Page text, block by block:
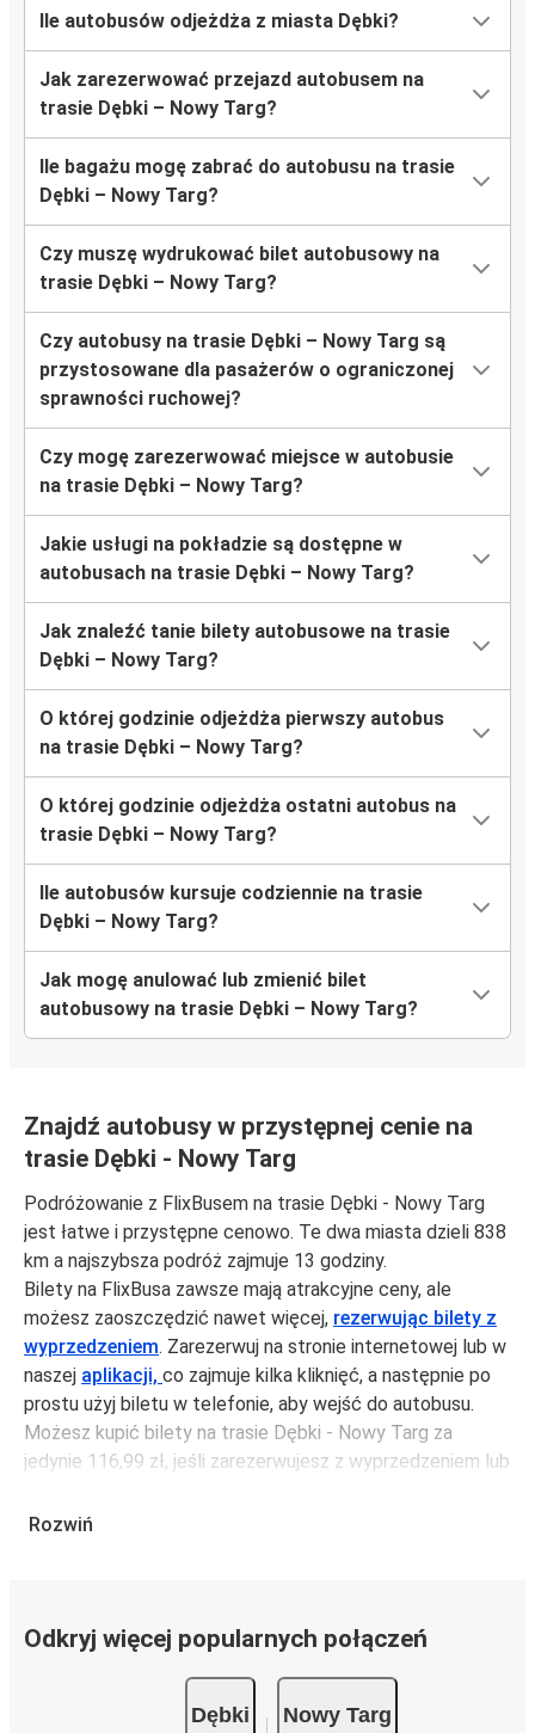
Ile autobusów odjeżdża z miasta Dębki?
Jak zarezerwować przejazd autobusem na
trasie Dębki – Nowy Targ?
Ile bagażu mogę zabrać do autobusu na trasie
Dębki – Nowy Targ?
Czy muszę wydrukować bilet autobusowy na
trasie Dębki – Nowy Targ?
Czy autobusy na trasie Dębki – Nowy Targ są
przystosowane dla pasażerów o ograniczonej
sprawności ruchowej?
Czy mogę zarezerwować miejsce w autobusie
na trasie Dębki – Nowy Targ?
Jakie usługi na pokładzie są dostępne w
autobusach na trasie Dębki – Nowy Targ?
Jak znaleźć tanie bilety autobusowe na trasie
Dębki – Nowy Targ?
O której godzinie odjeżdża pierwszy autobus
na trasie Dębki – Nowy Targ?
O której godzinie odjeżdża ostatni autobus na
trasie Dębki – Nowy Targ?
Ile autobusów kursuje codziennie na trasie
Dębki – Nowy Targ?
Jak mogę anulować lub zmienić bilet
autobusowy na trasie Dębki – Nowy Targ?
Znajdź autobusy w przystępnej cenie na
trasie Dębki - Nowy Targ
Podróżowanie z FlixBusem na trasie Dębki - Nowy Targ
jest łatwe i przystępne cenowo. Te dwa miasta dzieli 838
km a najszybsza podróż zajmuje 13 godziny.
Bilety na FlixBusa zawsze mają atrakcyjne ceny, ale
możesz zaoszczędzić nawet więcej, rezerwując bilety z
wyprzedzeniem. Zarezerwuj na stronie internetowej lub w
naszej aplikacji, co zajmuje kilka kliknięć, a następnie po
prostu użyj biletu w telefonie, aby wejść do autobusu.
Możesz kupić bilety na trasie Dębki - Nowy Targ za
jedynie 116,99 zł, jeśli zarezerwujesz z wyprzedzeniem lub
szybko, łatwo i zadbać o zmniejszanie śladu węglowego,
Trasa Dębki - Nowy Targ jest łatwa i wygodna z
Podróż autobusemma mniejszy wpływ na środowisko
Rozwiń
Odkryj więcej popularnych połączeń
Dębki Nowy Targ